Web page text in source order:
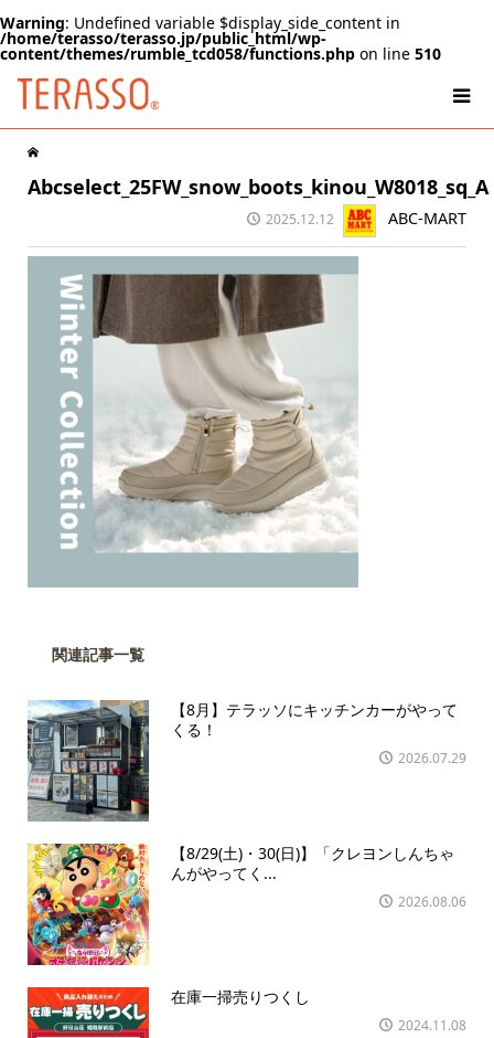
Warning: Undefined variable $display_side_content in
/home/terasso/terasso.jp/public_html/wp-
content/themes/rumble_tcd058/functions.php on line 510
Abcselect_25FW_snow_boots_kinou_W8018_sq_A
2025.12.12 ABC-MART
関連記事一覧
【8月】テラッソにキッチンカーがやって
くる！
2026.07.29
【8/29(土)・30(日)】「クレヨンしんちゃ
んがやってく...
2026.08.06
在庫一掃売りつくし
2024.11.08